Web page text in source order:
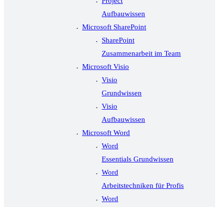
Aufbauwissen
Microsoft SharePoint
SharePoint
Zusammenarbeit im Team
Microsoft Visio
Visio
Grundwissen
Visio
Aufbauwissen
Microsoft Word
Word
Essentials Grundwissen
Word
Arbeitstechniken für Profis
Word